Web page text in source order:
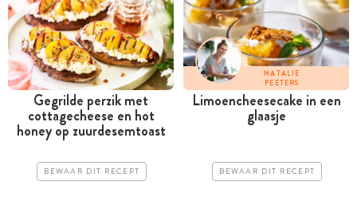
Gegrilde perzik met
cottagecheese en hot
honey op zuurdesemtoast
BEWAAR DIT RECEPT
NATALIE
PEETERS
Limoencheesecake in een
glaasje
BEWAAR DIT RECEPT